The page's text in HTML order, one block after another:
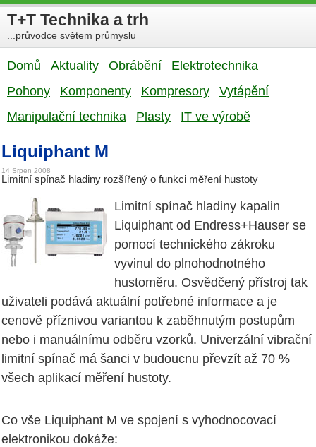
T+T Technika a trh
...průvodce světem průmyslu
Domů Aktuality Obrábění
Elektrotechnika
Pohony
Komponenty Kompresory
Vytápění
Manipulační technika
Plasty IT ve výrobě
Liquiphant M
14 Srpen 2008
Limitní spínač hladiny rozšířený o funkci měření hustoty
Limitní spínač hladiny kapalin
Liquiphant od Endress+Hauser se
pomocí technického zákroku
vyvinul do plnohodnotného
hustoměru. Osvědčený přístroj tak
uživateli podává aktuální potřebné informace a je
cenově příznivou variantou k zaběhnutým postupům
nebo i manuálnímu odběru vzorků. Univerzální vibrační
limitní spínač má šanci v budoucnu převzít až 70 %
všech aplikací měření hustoty.
Co vše Liquiphant M ve spojení s vyhodnocovací
elektronikou dokáže: